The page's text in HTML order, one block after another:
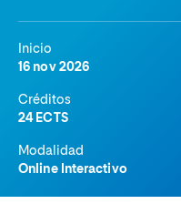
Inicio
16 nov 2026
Créditos
24 ECTS
Modalidad
Online Interactivo